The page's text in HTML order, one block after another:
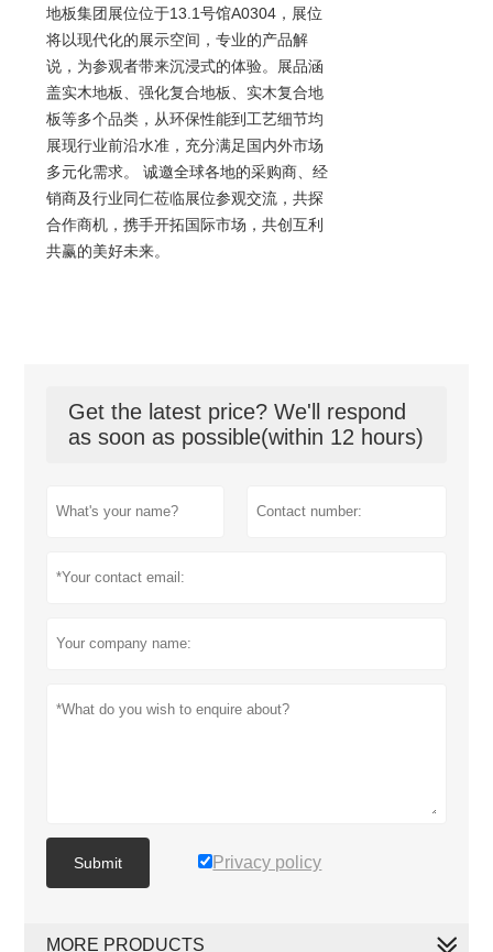
地板集团展位位于13.1号馆A0304，展位
将以现代化的展示空间，专业的产品解
说，为参观者带来沉浸式的体验。展品涵
盖实木地板、强化复合地板、实木复合地
板等多个品类，从环保性能到工艺细节均
展现行业前沿水准，充分满足国内外市场
多元化需求。 诚邀全球各地的采购商、经
销商及行业同仁莅临展位参观交流，共探
合作商机，携手开拓国际市场，共创互利
共赢的美好未来。
Get the latest price? We'll respond
as soon as possible(within 12 hours)
Submit Privacy policy
MORE PRODUCTS